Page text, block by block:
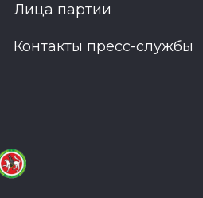
Лица партии
Контакты пресс-службы